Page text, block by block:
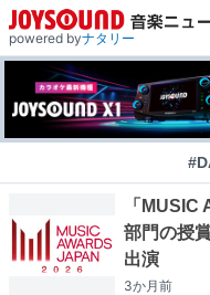
powered byナタリー
「
部門の授
出演
3か月前